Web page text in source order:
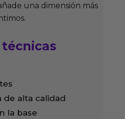
una dimensión más
técnicas
de alta calidad
la base